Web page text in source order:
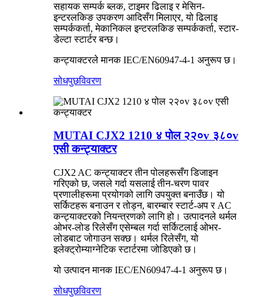
सहायक सम्पर्क ब्लक, टाइमर ढिलाइ र मेसिन-
इन्टरलकिङ उपकरण आदिसँग मिलाएर, यो ढिलाइ
सम्पर्ककर्ता, मेकानिकल इन्टरलकिङ सम्पर्ककर्ता, स्टार-
डेल्टा स्टार्टर बन्छ।
कन्ट्याक्टरले मानक IEC/EN60947-4-1 अनुरूप छ।
सोधपुछविवरण
MUTAI CJX2 1210 ४ पोल २२०v ३८०v
एसी कन्ट्याक्टर
CJX2 AC कन्ट्याक्टर तीन पोलहरूसँग डिजाइन
गरिएको छ, जसले गर्दा यसलाई तीन-चरण पावर
प्रणालीहरूमा प्रयोगको लागि उपयुक्त बनाउँछ। यो
सर्किटहरू बनाउन र तोड्न, बारम्बार स्टार्ट-अप र AC
कन्ट्याक्टरको नियन्त्रणको लागि हो। उत्पादनले थर्मल
ओभर-लोड रिलेसँग एसेम्बल गर्दा सर्किटलाई ओभर-
लोडबाट जोगाउन सक्छ। थर्मल रिलेसँग, यो
इलेक्ट्रोम्याग्नेटिक स्टार्टरमा जोडिएको छ।
यो उत्पादन मानक IEC/EN60947-4-1 अनुरूप छ।
सोधपुछविवरण